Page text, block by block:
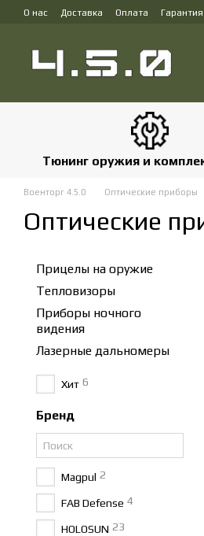
Перейти к основному контенту
О нас Доставка Оплата
Тюнинг оружия и
Военторг 4.5.0 Оптические приборы
Оптические
Прицелы на оружие
Тепловизоры
Приборы ночного
видения
Лазерные дальномеры
Хит 6
Бренд
Magpul 2
FAB Defense 4
HOLOSUN 23